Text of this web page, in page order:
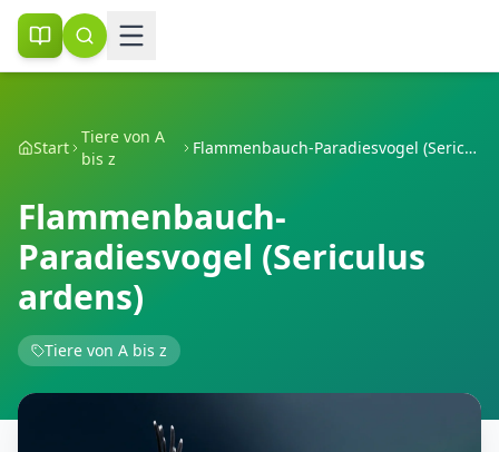
Start
Tiere von A
bis z
Flammenbauch-Paradiesvogel (Sericulus ardens)
Flammenbauch-
Paradiesvogel (Sericulus
ardens)
Tiere von A bis z